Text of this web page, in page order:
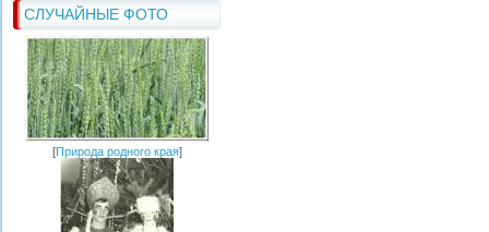
СЛУЧАЙНЫЕ ФОТО
[Природа родного края]